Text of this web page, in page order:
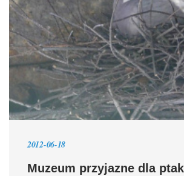
2012-06-18
Muzeum przyjazne dla